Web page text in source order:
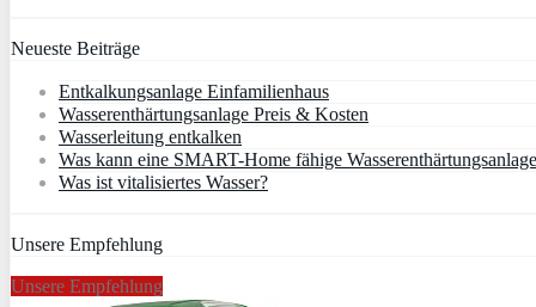
Neueste Beiträge
Entkalkungsanlage Einfamilienhaus
Wasserenthärtungsanlage Preis & Kosten
Wasserleitung entkalken
Was kann eine SMART-Home fähige
Was ist vitalisiertes Wasser?
Unsere Empfehlung
Unsere Empfehlung